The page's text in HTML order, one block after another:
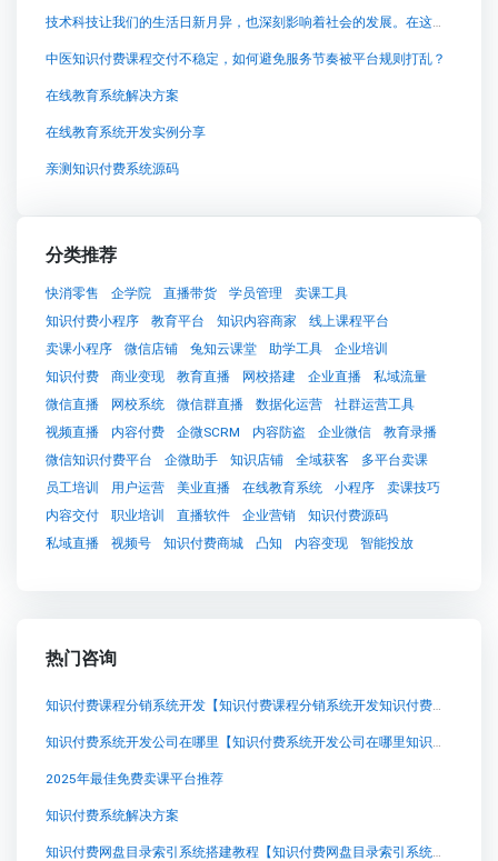
技术科技让我们的生活日新月异，也深刻影响着社会的发展。在这个快速变革的时代里，中小企业成为了社会稳定的“稳定锚”。尤其是在知识付费领域中的高科技创业企业，它们不仅推动了经济的发展，还扩大了就业容量，为社会稳定发展做出了巨大贡献。其中一家值得关注的企业是兔知云课堂。
中医知识付费课程交付不稳定，如何避免服务节奏被平台规则打乱？
在线教育系统解决方案
在线教育系统开发实例分享
亲测知识付费系统源码
分类推荐
快消零售 企学院 直播带货 学员管理
卖课工具
知识付费小程序
教育平台 知识内容商家
线上课程平台
卖课小程序
微信店铺 兔知云课堂 助学工具
企业培训
知识付费
商业变现 教育直播 网校搭建 企业直播
私域流量
微信直播
网校系统 微信群直播 数据化运营
社群运营工具
视频直播
内容付费 企微SCRM 内容防盗 企业微信
教育录播
微信知识付费平台
企微助手 知识店铺 全域获客
多平台卖课
员工培训
用户运营 美业直播 在线教育系统 小程序
卖课技巧
内容交付
职业培训 直播软件 企业营销
知识付费源码
私域直播
视频号 知识付费商城 凸知 内容变现 智能投放
热门咨询
知识付费课程分销系统开发【知识付费课程分销系统开发知识付费系统系统怎么制作，知识付费系统搭建使用教程】
知识付费系统开发公司在哪里【知识付费系统开发公司在哪里知识付费系统系统怎么制作，知识付费系统搭建使用教程】
2025年最佳免费卖课平台推荐
知识付费系统解决方案
知识付费网盘目录索引系统搭建教程【知识付费网盘目录索引系统搭建教程知识付费系统系统怎么制作，知识付费系统搭建使用教程】